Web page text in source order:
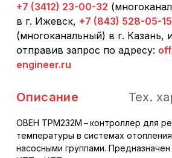
+7 (3412) 23-00-32
в г. Ижевск, +7 (843) 528-05-15
(многоканальный) в г. Казань,
отправив запрос по адресу:
engineer.ru
Описание Тех.
ОВЕН ТРМ232М –контроллер для
температуры в системах
насосными группами.